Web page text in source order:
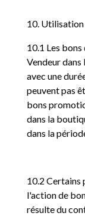
10.
10.1 Les
Vendeur
avec une
peuvent pas
bons
dans la
dans la
10.2 Certains
l'action de
résulte du